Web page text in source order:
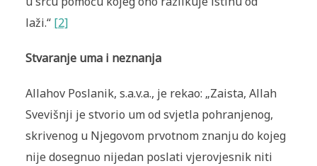
laži.“ [2]
Stvaranje uma i neznanja
Allahov Poslanik, s.a.v.a., je rekao: „Zaista, Allah
Svevišnji je stvorio um od svjetla pohranjenog,
skrivenog u Njegovom prvotnom znanju do kojeg
nije dosegnuo nijedan poslati vjerovjesnik niti